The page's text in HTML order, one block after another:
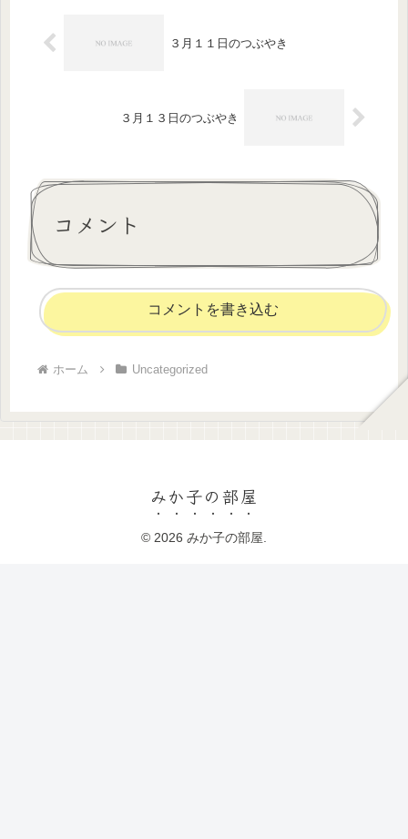
３月１１日のつぶやき
３月１３日のつぶやき
コメント
コメントを書き込む
ホーム Uncategorized
みか子の部屋
© 2026 みか子の部屋.